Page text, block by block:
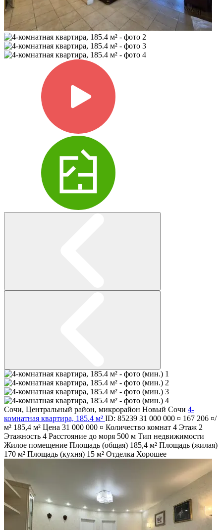
Сочи, Центральный район, микрорайон Новый Сочи 4-
комнатная квартира, 185.4 м² ID: 85239 31 000 000 ¤ 167 206 ¤/
м² 185,4 м² Цена 31 000 000 ¤ Количество комнат 4 Этаж 2
Этажность 4 Расстояние до моря 500 м Тип недвижимости
Жилое помещение Площадь (общая) 185,4 м² Площадь (жилая)
170 м² Площадь (кухня) 15 м² Отделка Хорошее